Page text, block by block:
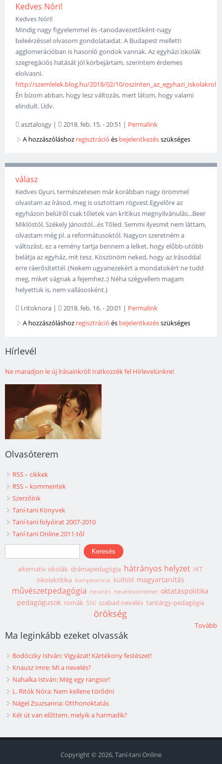
Kedves Nóri!
Kedves Nóri!
Mindig nagy figyelemmel és -tanodavezetőként-nagy
beleérzéssel olvasom gondolataidat. A Budapest melletti
agglomerációban is hasonló gondok vannak. Az egyházi iskolák
szegregációs hatását jól körbejártam, szerintem érdemes
elolvasni.
http://szemlelek.blog.hu/2018/02/10/oszinten_az_egyhazi_iskolakrol
Én bízom abban, hogy lesz változás, mert látom, hogy valami
elindult. Üdv.
asztalosgy | 2018. feb. 15. - 20:51 | Permalink
A hozzászóláshoz regisztráció és bejelentkezésszükséges
válasz
Kedves Gyuri, természetesen már korábban nagy örömmel
olvastam az írásod, meg is osztottam rögvest.Egyelőre az
egyházon belülről csak tőletek van kritikus megnyilvánulás...Beer
Miklóstól, Székely Jánostól...és Tőled. Semmi ilyesmit nem láttam,
olvastam még pl. a reformátusoktól. Nagyon szeretném a
változást, ez a remény tartja bennem a lelket, hogy előbb-utóbb
belátja az egyház, mit tesz. Köszönöm neked, hogy az írásoddal
erre ráerősítettél. (Nekem ugyanezekért a mondatokért ne tudd
meg, miket vágnak a fejemhez.:) Néha szégyellem magam
helyettük is, nem vallásosként.)
l.ritoknora | 2018. feb. 16. - 20:01 | Permalink
A hozzászóláshoz regisztráció és bejelentkezésszükséges
Hírlevél
Ne maradjon le új írásainkról! Iratkozzék fel Hírlevelünkre!
Olvasóterem
RSS – cikkek
RSS – kommentek
Szerzőink
Taní-tani Könyvek
Taní-tani folyóirat 2007-2010
Taní-tani Online 2011-től
Keresés űrlap
Keresés
alternatív iskolák drámapedagógia hátrányos helyzet IKT
iskolakritika kompetencia külföld magyartanítás
művészetpedagógia nevelés neveléstörténet oktatáspolitika
pedagógusok romák SNI szabad nevelés tantárgy-pedagógia
örökség
Tovább
Ma leginkább ezeket olvassák
Bodóczky István: Vigyázat! Kártékony festészet!
Knausz Imre: Mi a nevelés?
Nahalka István: Még egy rangsor!
L. Ritók Nóra: Nem kellene törődni
Nágel Zsuzsanna: Otthonoktatás
Két út van előttem, melyik a harmadik?
Copyright © 2026, Taní-tani Online